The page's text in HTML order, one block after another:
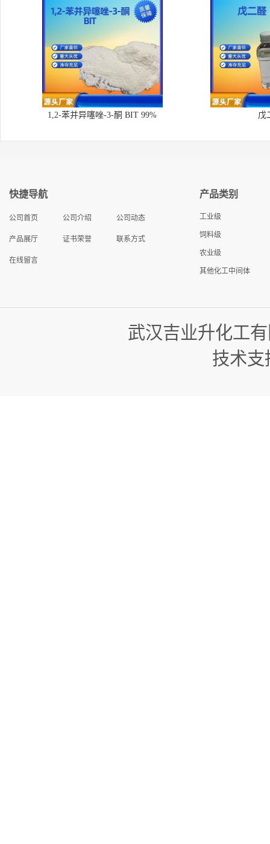
1,2-苯并异噻唑-3-酮 BIT 99% 戊
快捷导航
公司首页 公司介绍 公司动态
产品展厅 证书荣誉 联系方式
在线留言
产品类别
工业级
饲料级
农业级
其他化工中间体
武汉吉业升化工
技术